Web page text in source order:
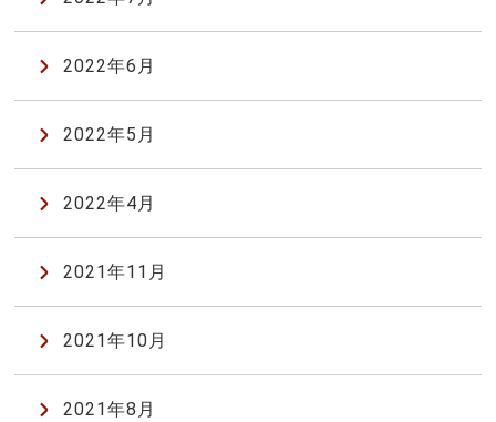
2022年6月
2022年5月
2022年4月
2021年11月
2021年10月
2021年8月